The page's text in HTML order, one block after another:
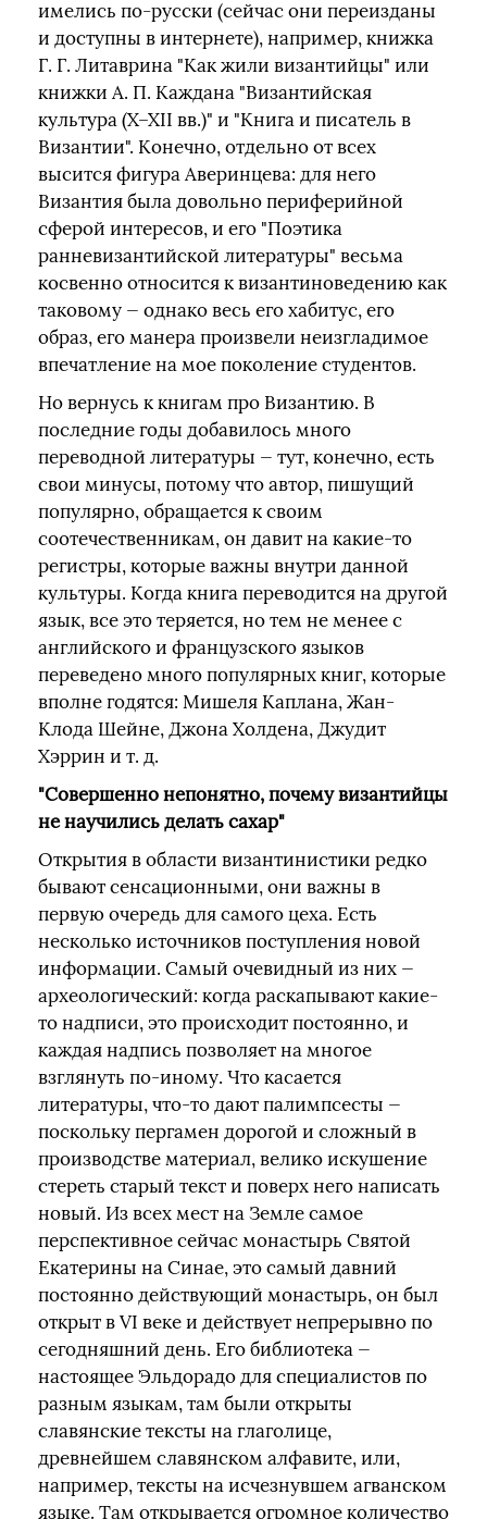
имелись по-русски (сейчас они переизданы
и доступны в интернете), например, книжка
Г. Г. Литаврина "Как жили византийцы" или
книжки А. П. Каждана "Византийская
культура (X–XII вв.)" и "Книга и писатель в
Византии". Конечно, отдельно от всех
высится фигура Аверинцева: для него
Византия была довольно периферийной
сферой интересов, и его "Поэтика
ранневизантийской литературы" весьма
косвенно относится к византиноведению как
таковому — однако весь его хабитус, его
образ, его манера произвели неизгладимое
впечатление на мое поколение студентов.
Но вернусь к книгам про Византию. В
последние годы добавилось много
переводной литературы — тут, конечно, есть
свои минусы, потому что автор, пишущий
популярно, обращается к своим
соотечественникам, он давит на какие-то
регистры, которые важны внутри данной
культуры. Когда книга переводится на другой
язык, все это теряется, но тем не менее с
английского и французского языков
переведено много популярных книг, которые
вполне годятся: Мишеля Каплана, Жан-
Клода Шейне, Джона Холдена, Джудит
Хэррин и т. д.
"Совершенно непонятно, почему византийцы
не научились делать сахар"
Открытия в области византинистики редко
бывают сенсационными, они важны в
первую очередь для самого цеха. Есть
несколько источников поступления новой
информации. Самый очевидный из них —
археологический: когда раскапывают какие-
то надписи, это происходит постоянно, и
каждая надпись позволяет на многое
взглянуть по-иному. Что касается
литературы, что-то дают палимпсесты —
поскольку пергамен дорогой и сложный в
производстве материал, велико искушение
стереть старый текст и поверх него написать
новый. Из всех мест на Земле самое
перспективное сейчас монастырь Святой
Екатерины на Синае, это самый давний
постоянно действующий монастырь, он был
открыт в VI веке и действует непрерывно по
сегодняшний день. Его библиотека —
настоящее Эльдорадо для специалистов по
разным языкам, там были открыты
славянские тексты на глаголице,
древнейшем славянском алфавите, или,
например, тексты на исчезнувшем агванском
языке. Там открывается огромное количество